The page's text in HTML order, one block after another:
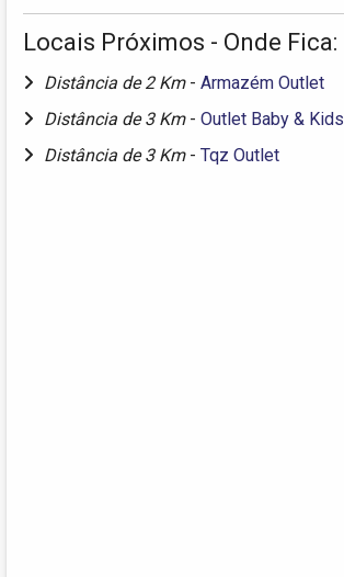
Locais Próximos - Onde Fica:
Distância de 2 Km - Armazém Outlet
Distância de 3 Km - Outlet Baby & Kids
Distância de 3 Km - Tqz Outlet